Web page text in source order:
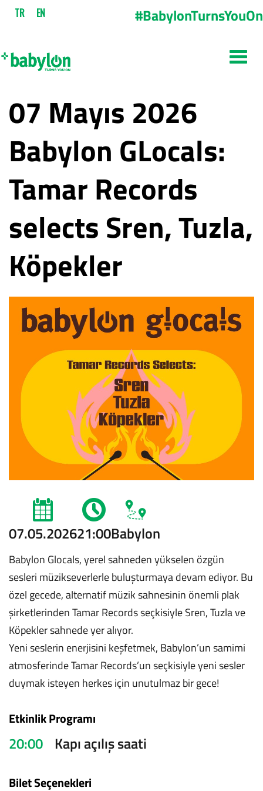
TR EN #BabylonTurnsYouOn
07 Mayıs 2026
Babylon GLocals:
Tamar Records
selects Sren, Tuzla,
Köpekler
07.05.202621:00Babylon
Babylon Glocals, yerel sahneden yükselen özgün
sesleri müzikseverlerle buluşturmaya devam ediyor. Bu
özel gecede, alternatif müzik sahnesinin önemli plak
şirketlerinden Tamar Records seçkisiyle Sren, Tuzla ve
Köpekler sahnede yer alıyor.
Yeni seslerin enerjisini keşfetmek, Babylon’un samimi
atmosferinde Tamar Records’un seçkisiyle yeni sesler
duymak isteyen herkes için unutulmaz bir gece!
Etkinlik Programı
20:00 Kapı açılış saati
Bilet Seçenekleri